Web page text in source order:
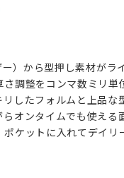
）から型押し素材がラ
調整をコンマ数ミリ単
したフォルムと上品な
オンタイムでも使える
ケットに入れてデイリ